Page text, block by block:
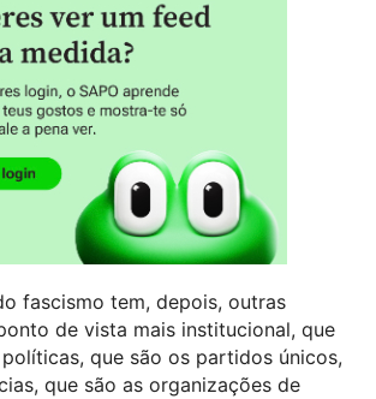
fascismo tem, depois, outras
de vista mais institucional, que
que são os partidos únicos,
que são as organizações de